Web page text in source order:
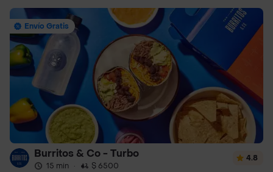
Envío Gratis
Burritos & Co - Turbo
15 min · $ 6500
4.8